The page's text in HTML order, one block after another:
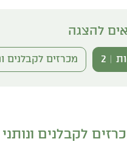
להצגה
2 מכרזים לקבלנים
לקבלנים